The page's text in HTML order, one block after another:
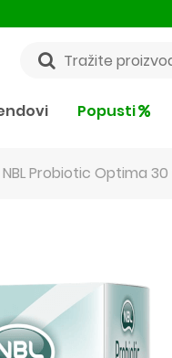
Popusti
Probiotic Optima